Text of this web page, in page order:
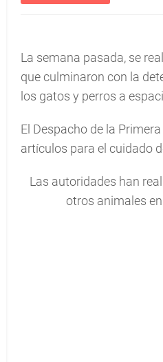
La semana pasada, se
que culminaron con la
los gatos y perros a
El Despacho de la
artículos para el cuidado
Las autoridades han
otros animales